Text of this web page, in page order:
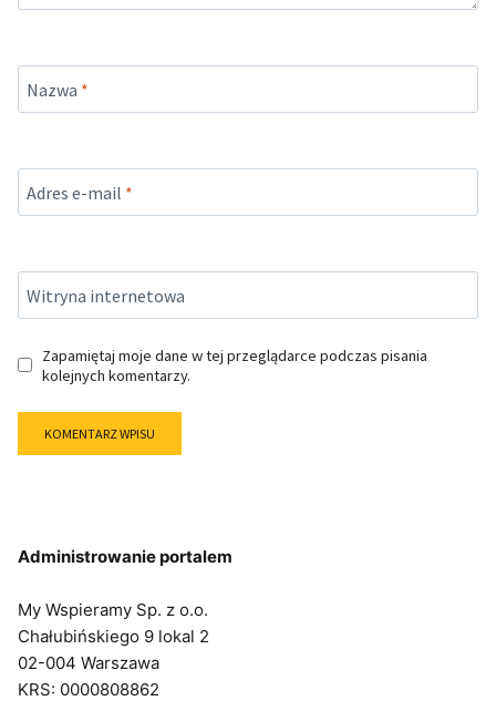
Nazwa *
Adres e-mail *
Witryna internetowa
Zapamiętaj moje dane w tej przeglądarce podczas pisania
kolejnych komentarzy.
Administrowanie portalem
My Wspieramy Sp. z o.o.
Chałubińskiego 9 lokal 2
02-004 Warszawa
KRS: 0000808862